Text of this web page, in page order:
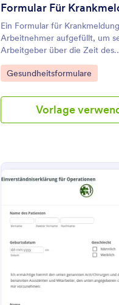
Formular Für
Ein Formular für
Arbeitnehmer aufgefüllt, um
Arbeitgeber über die Zeit des
krankheitsbedingten Ausfalls zu
informieren.
Go to Category:
Gesundheitsformulare
Vorlage
Vorschau: